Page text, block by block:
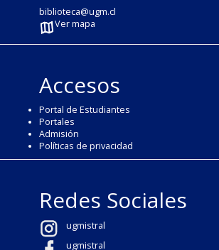
biblioteca@ugm.cl
Ver mapa
Accesos
Portal de Estudiantes
Portales
Admisión
Políticas de privacidad
Redes Sociales
ugmistral
ugmistral